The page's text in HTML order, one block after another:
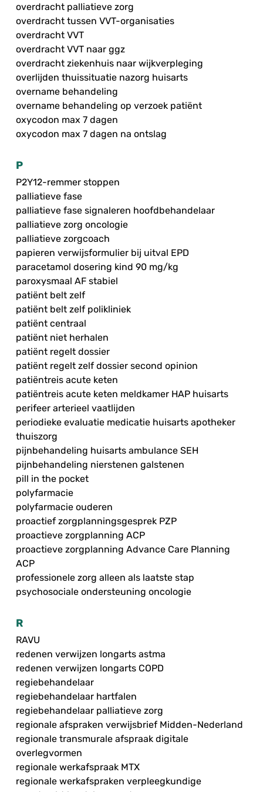
overdracht palliatieve zorg
overdracht tussen VVT-organisaties
overdracht VVT
overdracht VVT naar ggz
overdracht ziekenhuis naar wijkverpleging
overlijden thuissituatie nazorg huisarts
overname behandeling
overname behandeling op verzoek patiënt
oxycodon max 7 dagen
oxycodon max 7 dagen na ontslag
P
P2Y12-remmer stoppen
palliatieve fase
palliatieve fase signaleren hoofdbehandelaar
palliatieve zorg oncologie
palliatieve zorgcoach
papieren verwijsformulier bij uitval EPD
paracetamol dosering kind 90 mg/kg
paroxysmaal AF stabiel
patiënt belt zelf
patiënt belt zelf polikliniek
patiënt centraal
patiënt niet herhalen
patiënt regelt dossier
patiënt regelt zelf dossier second opinion
patiëntreis acute keten
patiëntreis acute keten meldkamer HAP huisarts
perifeer arterieel vaatlijden
periodieke evaluatie medicatie huisarts apotheker
thuiszorg
pijnbehandeling huisarts ambulance SEH
pijnbehandeling nierstenen galstenen
pill in the pocket
polyfarmacie
polyfarmacie ouderen
proactief zorgplanningsgesprek PZP
proactieve zorgplanning ACP
proactieve zorgplanning Advance Care Planning
ACP
professionele zorg alleen als laatste stap
psychosociale ondersteuning oncologie
R
RAVU
redenen verwijzen longarts astma
redenen verwijzen longarts COPD
regiebehandelaar
regiebehandelaar hartfalen
regiebehandelaar palliatieve zorg
regionale afspraken verwijsbrief Midden-Nederland
regionale transmurale afspraak digitale
overlegvormen
regionale werkafspraak MTX
regionale werkafspraken verpleegkundige